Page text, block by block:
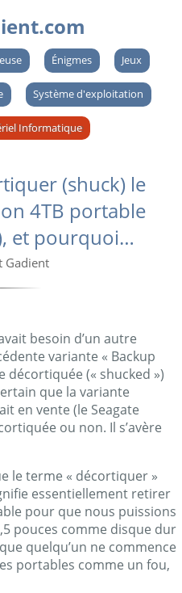
Énigmes Jeux
Système d'exploitation
Informatique
(shuck) le
4TB portable
et pourquoi…
Gadient
besoin d’un autre
variante « Backup
décortiquée (« shucked »)
que la variante
en vente (le Seagate
ou non. Il s’avère
le terme « décortiquer »
essentiellement retirer
pour que nous puissions
pouces comme disque dur
quelqu’un ne commence
portables comme un fou,